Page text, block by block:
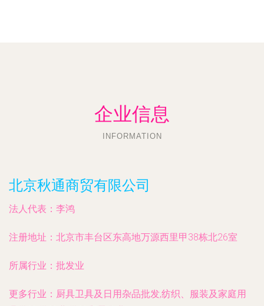
企业信息
INFORMATION
北京秋通商贸有限公司
法人代表： 李鸿
注册地址： 北京市丰台区东高地万源西里甲38栋北26室
所属行业： 批发业
更多行业： 厨具卫具及日用杂品批发,纺织、服装及家庭用